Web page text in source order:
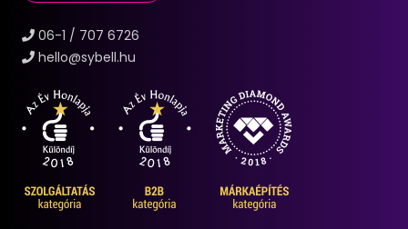
06-1 / 707 6726
hello@sybell.hu